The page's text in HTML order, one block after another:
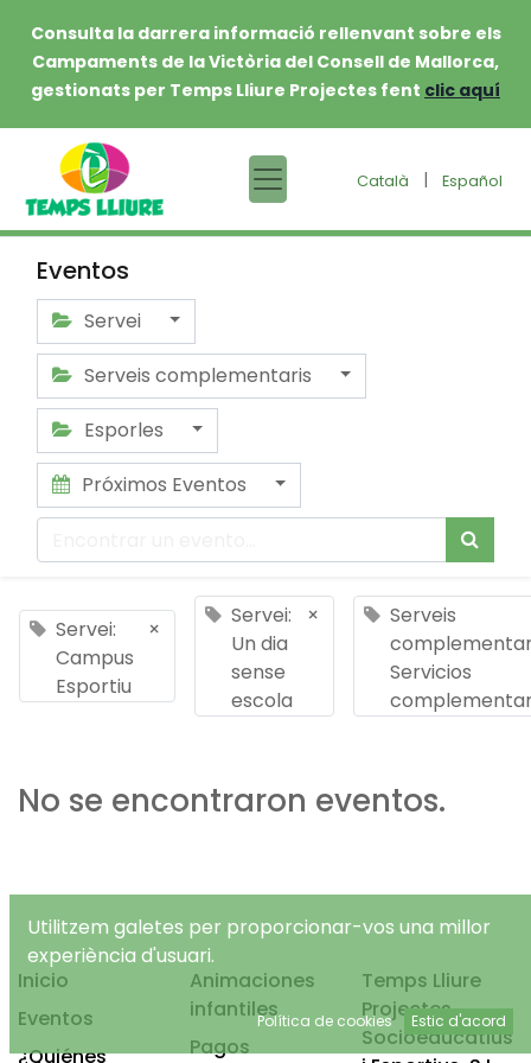
Consulta la darrera informació rellenvant sobre els
Campaments de la Victòria del Consell de Mallorca,
gestionats per Temps Lliure Projectes fent clic aquí
Català | Español
Eventos
Servei
Serveis complementaris
Esporles
Próximos Eventos
Servei:
Campus
Esportiu
×
Servei:
Un dia
sense
escola
×
Serveis
Servicios
No se encontraron eventos.
Inicio
Eventos
¿Quiénes
Animaciones
infantiles
Pagos
Temps Lliure
Projectes
Socioeducatius
Utilitzem galetes per proporcionar-vos una millor
experiència d'usuari.
Política de cookies Estic d'acord